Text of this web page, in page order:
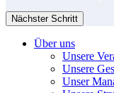
Nächster Schritt
Über uns
Unsere
Unsere
Unser